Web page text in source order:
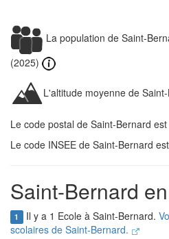
La population de Saint-
(2025)
L'altitude moyenne de
Le code postal de Saint-Bernard est
Le code INSEE de Saint-Bernard
Saint-Bernard
1 Il y a 1 Ecole à Saint-Bernard.
scolaires de Saint-Bernard.